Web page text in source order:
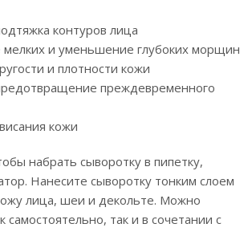
контуров лица
мелких и уменьшение глубоких морщин
и плотности кожи
преждевременного
кожи
набрать сыворотку в пипетку,
Нанесите сыворотку тонким слоем
лица, шеи и декольте. Можно
самостоятельно, так и в сочетании с